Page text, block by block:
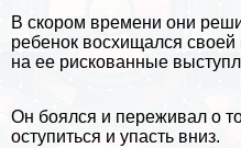
В скором времени они
ребенок восхищался своей
на ее рискованные
Он боялся и переживал о
оступиться и упасть вниз.